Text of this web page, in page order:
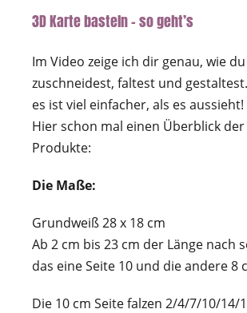
3D Karte basteln – so geht’s
Im Video zeige ich dir genau, wie
zuschneidest, faltest und
es ist viel einfacher, als es aussieht!
Hier schon mal einen Überblick
Produkte:
Die Maße:
Grundweiß 28 x 18 cm
Ab 2 cm bis 23 cm der Länge nach
das eine Seite 10 und die andere 8
Die 10 cm Seite falzen 2/4/7/10/14/